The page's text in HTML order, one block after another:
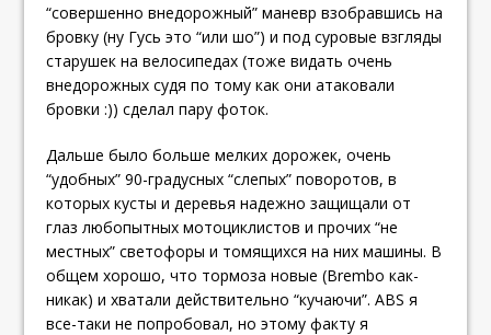
“совершенно внедорожный” маневр взобравшись на
бровку (ну Гусь это “или шо”) и под суровые взгляды
старушек на велосипедах (тоже видать очень
внедорожных судя по тому как они атаковали
бровки :)) сделал пару фоток.
Дальше было больше мелких дорожек, очень
“удобных” 90-градусных “слепых” поворотов, в
которых кусты и деревья надежно защищали от
глаз любопытных мотоциклистов и прочих “не
местных” светофоры и томящихся на них машины. В
общем хорошо, что тормоза новые (Brembo как-
никак) и хватали действительно “кучаючи”. ABS я
все-таки не попробовал, но этому факту я